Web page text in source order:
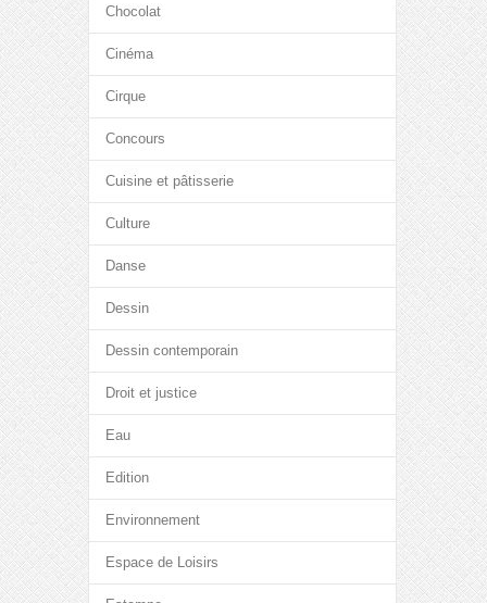
Chocolat
Cinéma
Cirque
Concours
Cuisine et pâtisserie
Culture
Danse
Dessin
Dessin contemporain
Droit et justice
Eau
Edition
Environnement
Espace de Loisirs